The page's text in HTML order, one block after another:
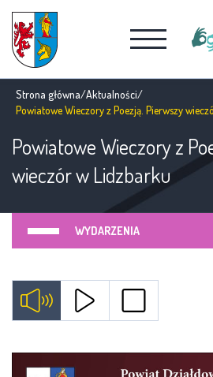
Strona główna/Aktualności/
Powiatowe Wieczory z Poezją. Pierwszy
Powiatowe Wieczory z
wieczór w Lidzbarku
WYDARZENIA